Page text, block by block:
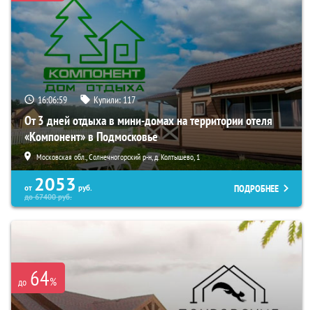
16:06:58 Купили: 117
От 3 дней отдыха в мини-домах на территории отеля
«Компонент» в Подмосковье
Московская обл., Солнечногорский р-н, д. Колтышево, 1
от 2053 руб.
до67400руб.
ПОДРОБНЕЕ
до 64%